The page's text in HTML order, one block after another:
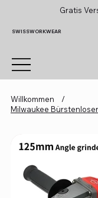
Gratis
SWISSWORKWEAR
Willkommen
/